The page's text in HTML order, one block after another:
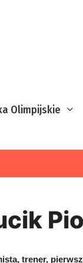
Olimpijskie
trener,